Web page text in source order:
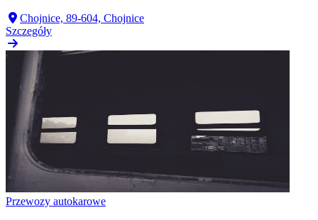
Chojnice, 89-604, Chojnice
Szczegóły
Przewozy autokarowe